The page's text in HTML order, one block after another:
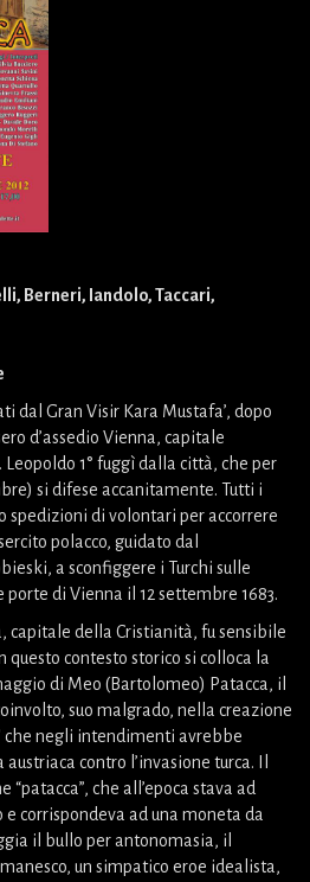
Berneri, Iandolo, Taccari,
dal Gran Visir Kara Mustafa’, dopo
d’assedio Vienna, capitale
Leopoldo 1° fuggì dalla città, che per
si difese accanitamente. Tutti i
spedizioni di volontari per accorrere
polacco, guidato dal
a sconfiggere i Turchi sulle
di Vienna il 12 settembre 1683.
capitale della Cristianità, fu sensibile
questo contesto storico si colloca la
di Meo (Bartolomeo) Patacca, il
suo malgrado, nella creazione
che negli intendimenti avrebbe
contro l’invasione turca. Il
che all’epoca stava ad
corrispondeva ad una moneta da
il bullo per antonomasia, il
un simpatico eroe idealista,